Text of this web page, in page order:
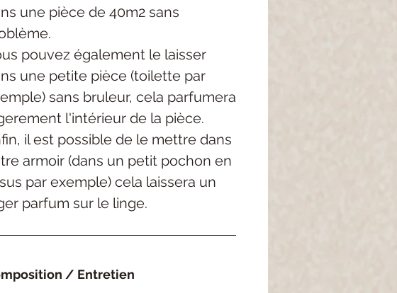
une pièce de 40m2 sans
pouvez également le laisser
une petite pièce (toilette par
sans bruleur, cela parfumera
l'intérieur de la pièce.
il est possible de le mettre dans
armoir (dans un petit pochon en
par exemple) cela laissera un
parfum sur le linge.
/ Entretien